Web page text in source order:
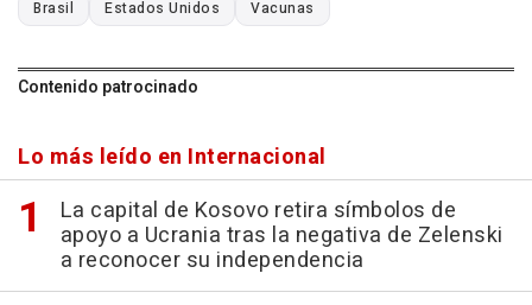
Brasil Estados Unidos Vacunas
Contenido patrocinado
Lo más leído en Internacional
La capital de Kosovo retira símbolos de
apoyo a Ucrania tras la negativa de Zelenski
a reconocer su independencia